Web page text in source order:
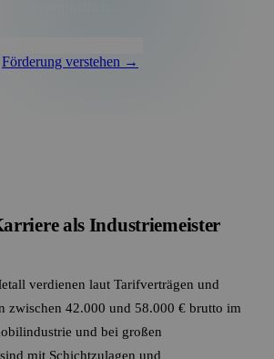
Förderung verstehen →
als Industriemeister
verdienen laut Tarifverträgen und
zwischen 42.000 und 58.000 € brutto im
und bei großen
mit Schichtzulagen und